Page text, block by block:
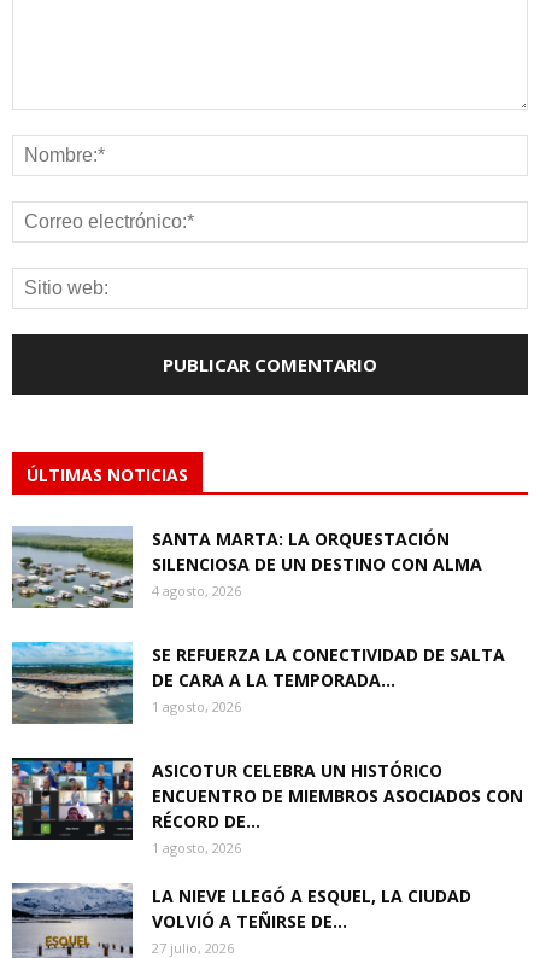
ÚLTIMAS NOTICIAS
SANTA MARTA: LA ORQUESTACIÓN
SILENCIOSA DE UN DESTINO CON ALMA
4 agosto, 2026
SE REFUERZA LA CONECTIVIDAD DE SALTA
DE CARA A LA TEMPORADA...
1 agosto, 2026
ASICOTUR CELEBRA UN HISTÓRICO
ENCUENTRO DE MIEMBROS ASOCIADOS CON
RÉCORD DE...
1 agosto, 2026
LA NIEVE LLEGÓ A ESQUEL, LA CIUDAD
VOLVIÓ A TEÑIRSE DE...
27 julio, 2026